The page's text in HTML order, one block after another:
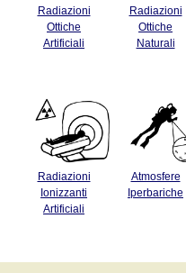
Radiazioni
Ottiche
Artificiali
Radiazioni
Ottiche
Naturali
Radiazioni
Ionizzanti
Artificiali
Atmosfere
Iperbariche